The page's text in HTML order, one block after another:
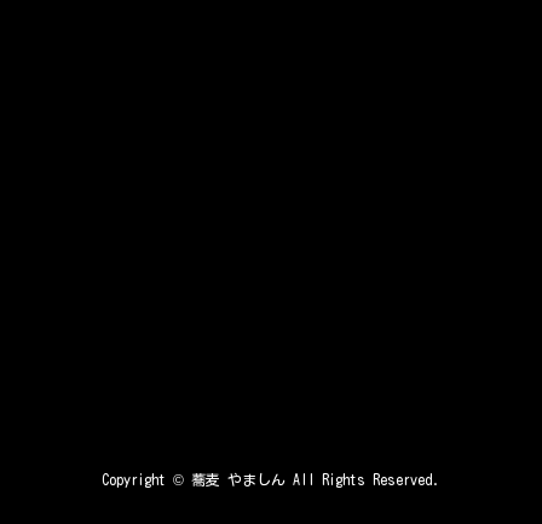
Copyright © 蕎麦 やましん All Rights Reserved.